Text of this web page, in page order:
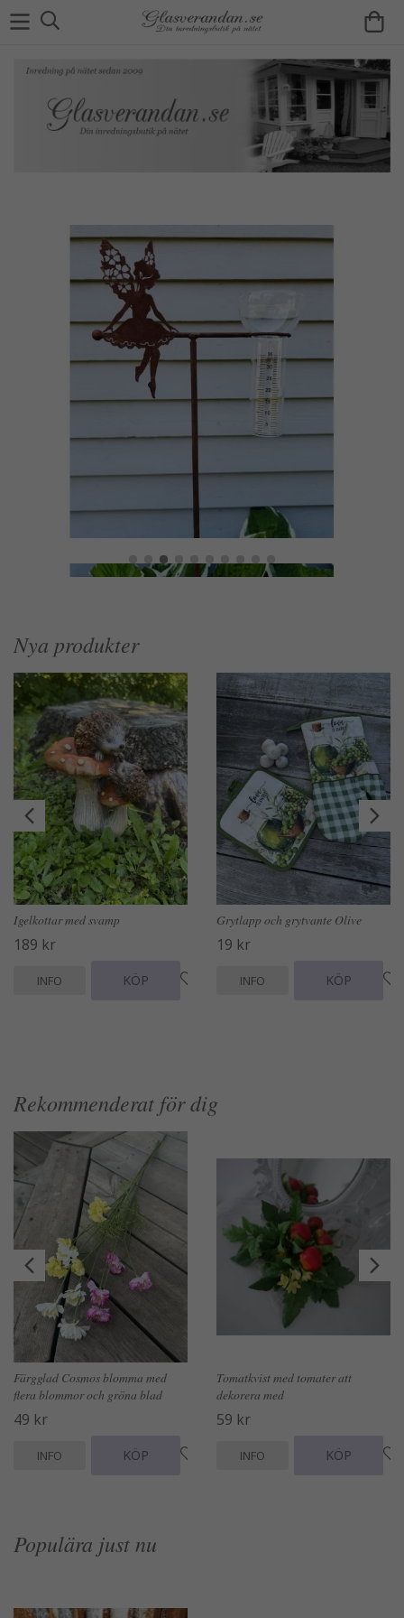
Nya produkter
Igelkottar med svamp
189 kr
INFO KÖP
Grytlapp och grytvante Olive
19 kr
INFO KÖP
Rekommenderat för dig
Färgglad Cosmos blomma med
flera blommor och gröna blad
49 kr
INFO KÖP
Tomatkvist med tomater att
dekorera med
59 kr
INFO KÖP
Populära just nu